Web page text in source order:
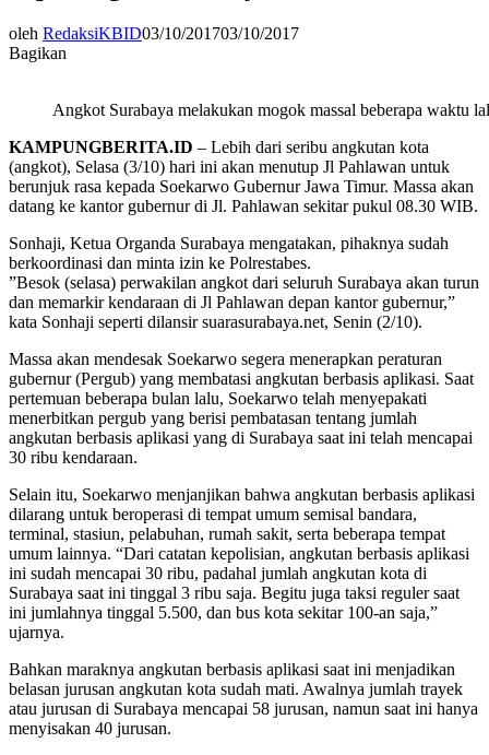
oleh RedaksiKBID03/10/201703/10/2017
Bagikan
Angkot Surabaya melakukan mogok massal beberapa waktu
KAMPUNGBERITA.ID – Lebih dari seribu angkutan kota
(angkot), Selasa (3/10) hari ini akan menutup Jl Pahlawan untuk
berunjuk rasa kepada Soekarwo Gubernur Jawa Timur. Massa akan
datang ke kantor gubernur di Jl. Pahlawan sekitar pukul 08.30 WIB.
Sonhaji, Ketua Organda Surabaya mengatakan, pihaknya sudah
berkoordinasi dan minta izin ke Polrestabes.
”Besok (selasa) perwakilan angkot dari seluruh Surabaya akan turun
dan memarkir kendaraan di Jl Pahlawan depan kantor gubernur,”
kata Sonhaji seperti dilansir suarasurabaya.net, Senin (2/10).
Massa akan mendesak Soekarwo segera menerapkan peraturan
gubernur (Pergub) yang membatasi angkutan berbasis aplikasi. Saat
pertemuan beberapa bulan lalu, Soekarwo telah menyepakati
menerbitkan pergub yang berisi pembatasan tentang jumlah
angkutan berbasis aplikasi yang di Surabaya saat ini telah mencapai
30 ribu kendaraan.
Selain itu, Soekarwo menjanjikan bahwa angkutan berbasis aplikasi
dilarang untuk beroperasi di tempat umum semisal bandara,
terminal, stasiun, pelabuhan, rumah sakit, serta beberapa tempat
umum lainnya. “Dari catatan kepolisian, angkutan berbasis aplikasi
ini sudah mencapai 30 ribu, padahal jumlah angkutan kota di
Surabaya saat ini tinggal 3 ribu saja. Begitu juga taksi reguler saat
ini jumlahnya tinggal 5.500, dan bus kota sekitar 100-an saja,”
ujarnya.
Bahkan maraknya angkutan berbasis aplikasi saat ini menjadikan
belasan jurusan angkutan kota sudah mati. Awalnya jumlah trayek
atau jurusan di Surabaya mencapai 58 jurusan, namun saat ini hanya
menyisakan 40 jurusan.